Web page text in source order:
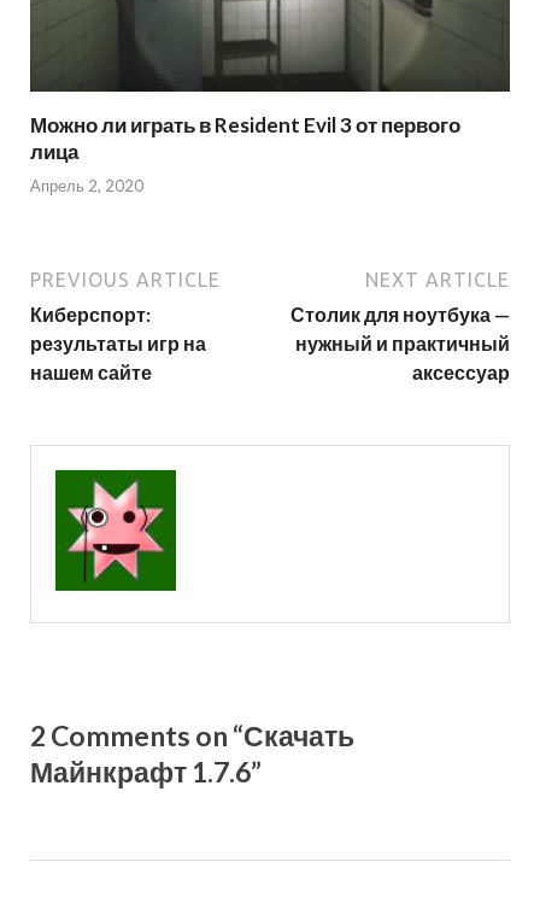
Можно ли играть в Resident Evil 3 от первого
лица
Апрель 2, 2020
PREVIOUS ARTICLE
Киберспорт:
результаты игр на
нашем сайте
NEXT ARTICLE
Столик для ноутбука —
нужный и практичный
аксессуар
2 Comments on “Скачать
Майнкрафт 1.7.6”